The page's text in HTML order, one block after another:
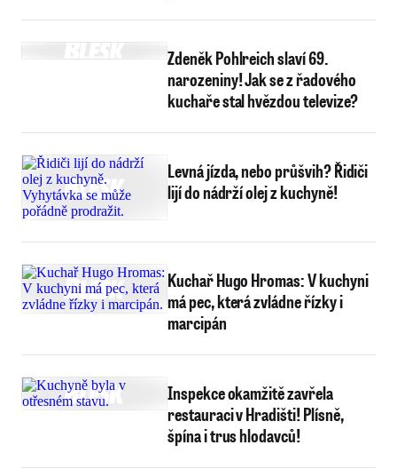
Zdeněk Pohlreich slaví 69.
narozeniny! Jak se z řadového
kuchaře stal hvězdou televize?
Levná jízda, nebo průšvih? Řidiči
lijí do nádrží olej z kuchyně!
Kuchař Hugo Hromas: V kuchyni
má pec, která zvládne řízky i
marcipán
Inspekce okamžitě zavřela
restauraci v Hradišti! Plísně,
špína i trus hlodavců!